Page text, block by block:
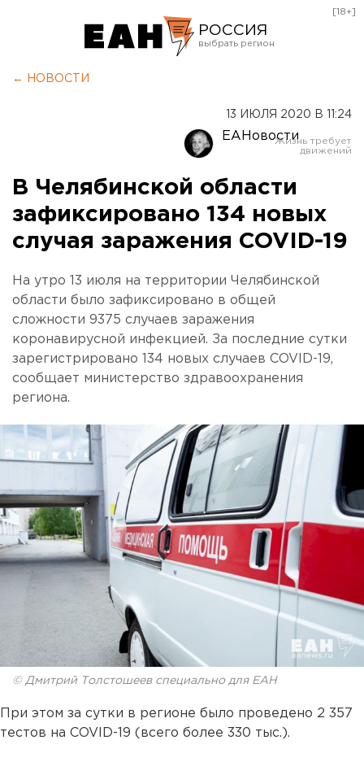
РОССИЯ
Оренбург
[18+]
← НОВОСТИ
13 ИЮЛЯ 2020 В 11:24
ЕАНовости
В Челябинской области
зафиксировано 134 новых
случая заражения COVID-19
На утро 13 июля на территории Челябинской
области было зафиксировано в общей
сложности 9375 случаев заражения
коронавирусной инфекцией. За последние сутки
зарегистрировано 134 новых случаев COVID-19,
сообщает министерство здравоохранения
региона.
© Дмитрий Толстошеев специально для ЕАН
При этом за сутки в регионе было проведено 2 357
тестов на COVID-19 (всего более 330 тыс.).